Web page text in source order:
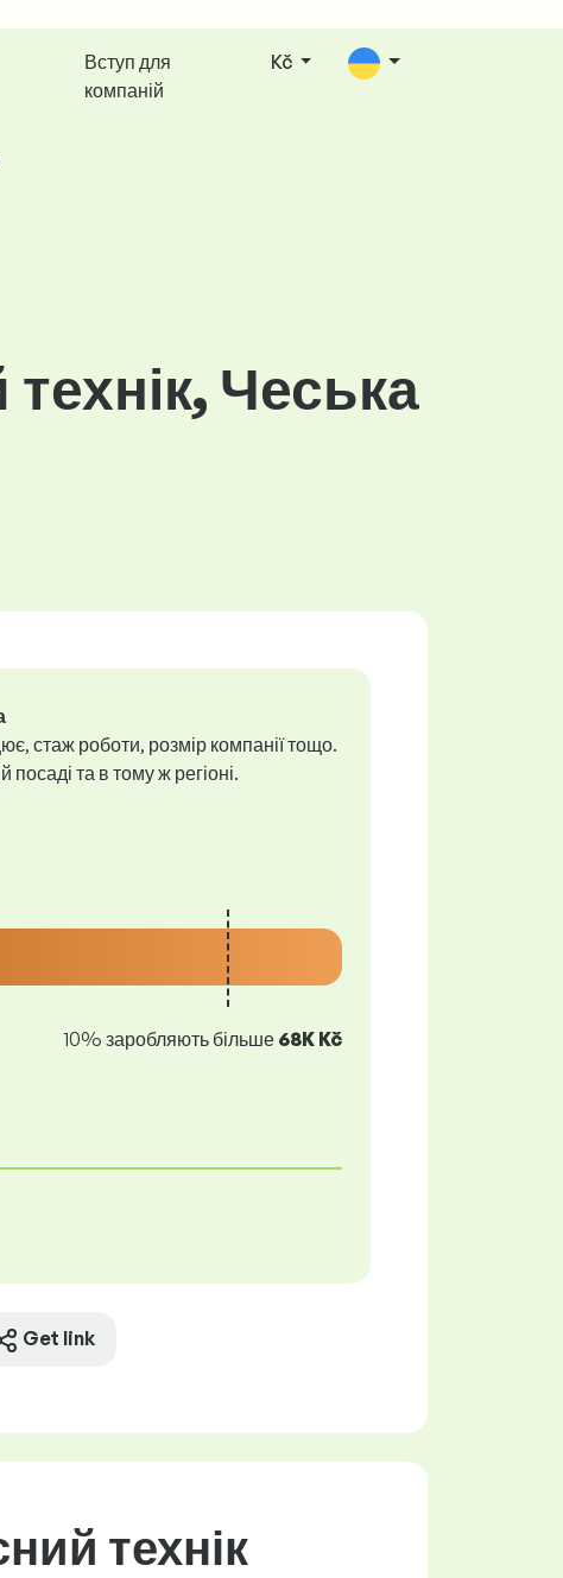
Вступ для
компаній
Kč
Чеська
стаж роботи, розмір компанії тощо.
та в тому ж регіоні.
10% заробляють більше 68K Kč
Get link
технік